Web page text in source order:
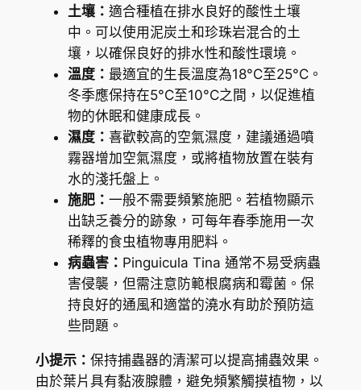
土壤： 適合種植在排水良好的酸性土壤
中。可以使用泥炭土和珍珠岩混合的土
壤，以確保良好的排水性和酸性環境。
溫度： 最適宜的生長溫度為18°C至25°C。
冬季應保持在5°C至10°C之間，以促進植
物的休眠和健康成長。
濕度： 喜歡較高的空氣濕度，建議通過噴
霧器增加空氣濕度，或將植物放置在裝有
水的淺托盤上。
施肥： 一般不需要頻繁施肥。若植物顯示
出缺乏養分的跡象，可每年春季施用一次
稀釋的食虫植物專用肥料。
病蟲害： Pinguicula Tina 通常不易受病蟲
害侵襲，但需注意防範根腐病和霉菌。保
持良好的通風和適當的澆水有助於預防這
些問題。
小提示： 保持捕蟲器的清潔可以提高捕蟲效果。
由於葉片具有黏液腺體，避免頻繁觸摸植物，以